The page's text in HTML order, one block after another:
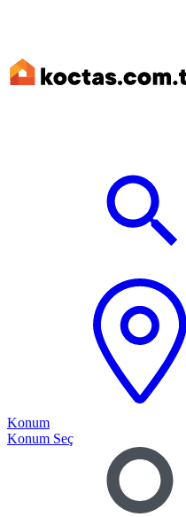
Konum
Konum Seç